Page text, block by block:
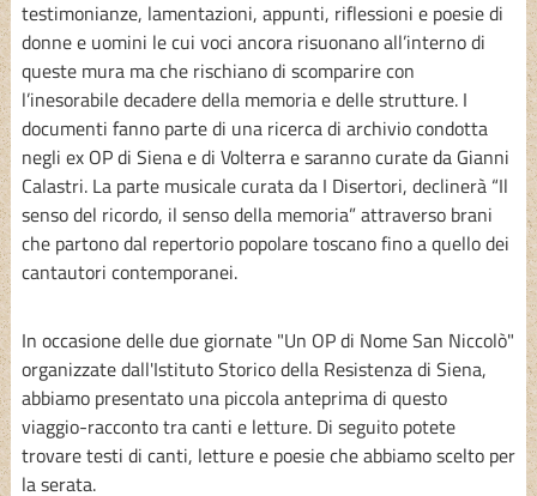
testimonianze, lamentazioni, appunti, riflessioni e poesie di
donne e uomini le cui voci ancora risuonano all’interno di
queste mura ma che rischiano di scomparire con
l’inesorabile decadere della memoria e delle strutture. I
documenti fanno parte di una ricerca di archivio condotta
negli ex OP di Siena e di Volterra e saranno curate da Gianni
Calastri. La parte musicale curata da I Disertori, declinerà “Il
senso del ricordo, il senso della memoria” attraverso brani
che partono dal repertorio popolare toscano fino a quello dei
cantautori contemporanei.
In occasione delle due giornate "Un OP di Nome San Niccolò"
organizzate dall'Istituto Storico della Resistenza di Siena,
abbiamo presentato una piccola anteprima di questo
viaggio-racconto tra canti e letture. Di seguito potete
trovare testi di canti, letture e poesie che abbiamo scelto per
la serata.